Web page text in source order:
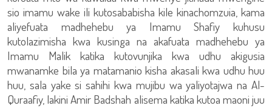
sio imamu wake ili kutosababisha kile kinachomzuia, kama
aliyefuata madhehebu ya Imamu Shafiy kuhusu
kutolazimisha kwa kusinga na akafuata madhehebu ya
Imamu Malik katika kutovunjika kwa udhu akigusia
mwanamke bila ya matamanio kisha akasali kwa udhu huu
huu, sala yake si sahihi kwa mujibu wa yaliyotajwa na Al-
Quraafiy, lakini Amir Badshah alisema katika kutoa maoni juu